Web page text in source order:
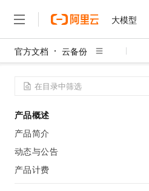
大模型
官方文档 云备份
产品概述
产品简介
动态与公告
产品计费
大模型
产品
精选产品
解决方案
精选解决方案
权益
定价
云市场
伙伴
服务
了解阿里云